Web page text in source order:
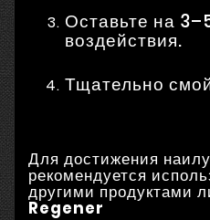
Оставьте на
воздействия.
Тщательно
Для достижения
рекомендуется
другими продуктами
Regener